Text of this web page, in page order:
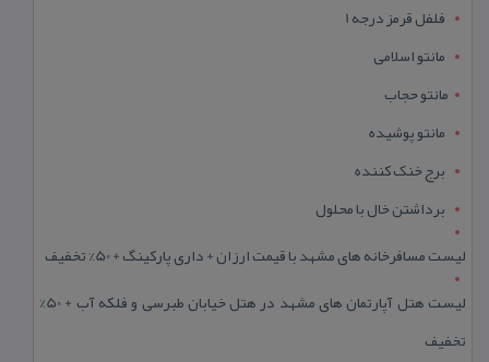
فلفل قرمز درجه 1
مانتو اسلامی
مانتو حجاب
مانتو پوشیده
برج خنک کننده
برداشتن خال با محلول
لیست مسافرخانه های مشهد با قیمت ارزان + داری پارکینگ + 50% تخفیف
لیست هتل آپارتمان های مشهد در هتل خیابان طبرسی و فلکه آب + 50%
تخفیف